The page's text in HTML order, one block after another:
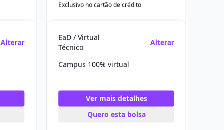
Alterar
Exclusivo no cartão de crédito
EaD / Virtual
Técnico
Alterar
Campus 100% virtual
Ver mais detalhes
Quero esta bolsa